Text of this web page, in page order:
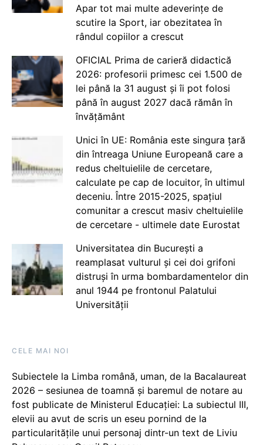
Apar tot mai multe adeverințe de
scutire la Sport, iar obezitatea în
rândul copiilor a crescut
OFICIAL Prima de carieră didactică
2026: profesorii primesc cei 1.500 de
lei până la 31 august și îi pot folosi
până în august 2027 dacă rămân în
învățământ
Unici în UE: România este singura țară
din întreaga Uniune Europeană care a
redus cheltuielile de cercetare,
calculate pe cap de locuitor, în ultimul
deceniu. Între 2015-2025, spațiul
comunitar a crescut masiv cheltuielile
de cercetare - ultimele date Eurostat
Universitatea din București a
reamplasat vulturul și cei doi grifoni
distruși în urma bombardamentelor din
anul 1944 pe frontonul Palatului
Universității
CELE MAI NOI
Subiectele la Limba română, uman, de la Bacalaureat
2026 – sesiunea de toamnă și baremul de notare au
fost publicate de Ministerul Educației: La subiectul III,
elevii au avut de scris un eseu pornind de la
particularitățile unui personaj dintr-un text de Liviu